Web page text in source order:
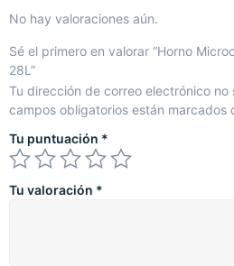
No hay valoraciones aún.
Sé el primero en valorar “Horno
28L”
Tu dirección de correo electrónico no
campos obligatorios están marcados
Tu puntuación *
Tu valoración *